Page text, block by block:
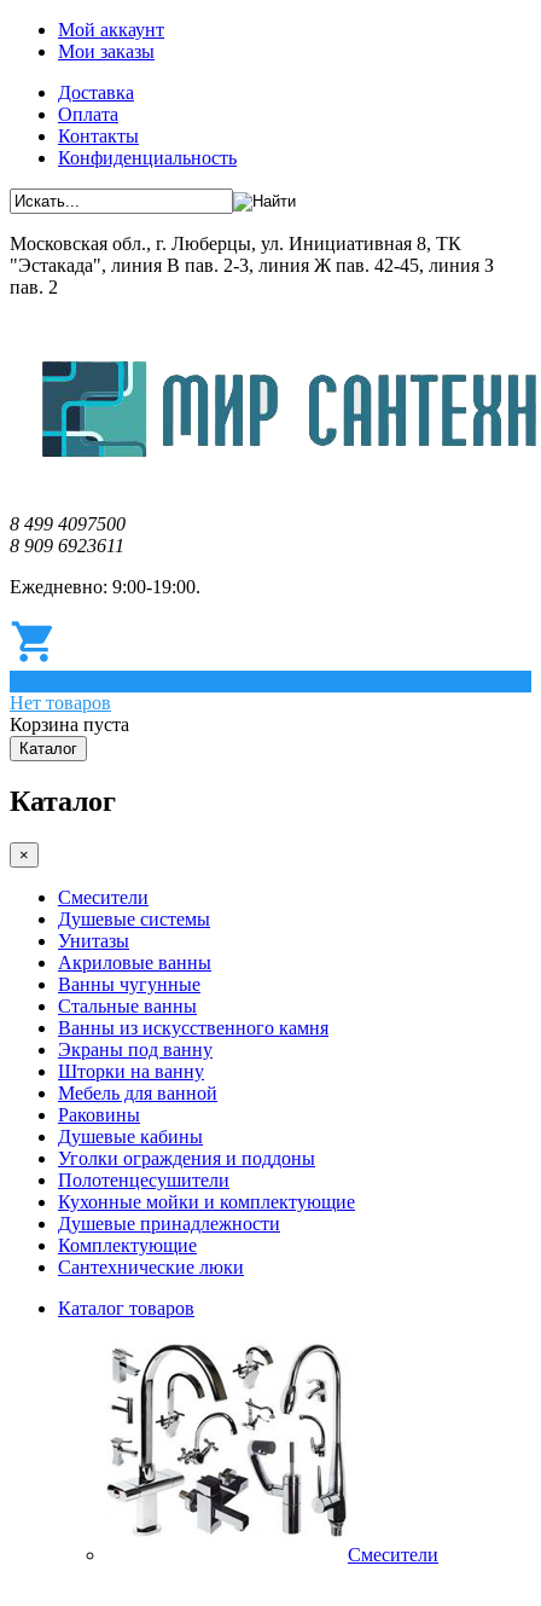
Мой аккаунт
Мои заказы
Доставка
Оплата
Контакты
Конфиденциальность
Московская обл., г. Люберцы, ул. Инициативная 8, ТК
"Эстакада", линия В пав. 2-3, линия Ж пав. 42-45, линия З
пав. 2
8 499 4097500
8 909 6923611
Ежедневно: 9:00-19:00.
Нет товаров
Корзина пуста
Каталог
Каталог
×
Смесители
Душевые системы
Унитазы
Акриловые ванны
Ванны чугунные
Стальные ванны
Ванны из искусственного камня
Экраны под ванну
Шторки на ванну
Мебель для ванной
Раковины
Душевые кабины
Уголки ограждения и поддоны
Полотенцесушители
Кухонные мойки и комплектующие
Душевые принадлежности
Комплектующие
Сантехнические люки
Каталог товаров
Смесители